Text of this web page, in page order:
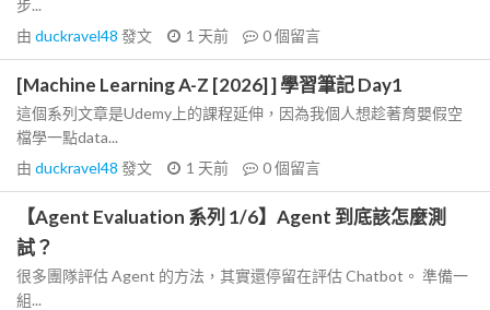
步...
由 duckravel48 發文 1 天前 0個留言
[Machine Learning A-Z [2026] ] 學習筆記 Day1
這個系列文章是Udemy上的課程延伸，因為我個人想趁著育嬰假空
檔學一點data...
由 duckravel48 發文 1 天前 0個留言
【Agent Evaluation 系列 1/6】Agent 到底該怎麼測
試？
很多團隊評估 Agent 的方法，其實還停留在評估 Chatbot。 準備一
組...